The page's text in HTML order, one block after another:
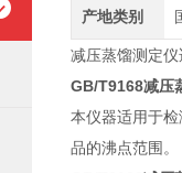
产地类别
减压蒸馏测定
GB/T9168减压
本仪器适用于
品的沸点范围。